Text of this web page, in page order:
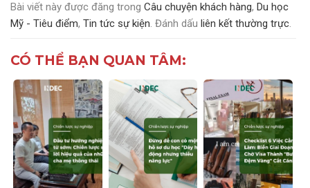
Bài viết này được đăng trong Câu chuyện khách hàng, Du học
Mỹ - Tiêu điểm, Tin tức sự kiện. Đánh dấu liên kết thường trực.
CÓ THỂ BẠN QUAN TÂM: